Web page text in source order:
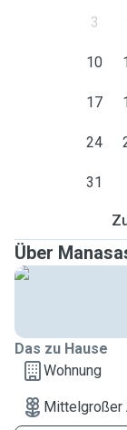
3
10
17
24
31
Über
Das zu Hause
Wohnung
Mittelgroßer